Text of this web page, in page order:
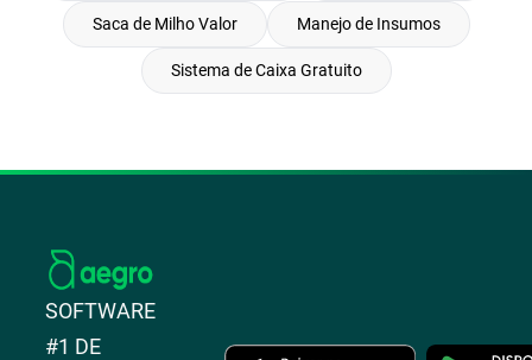
Saca de Milho Valor Manejo de Insumos
Sistema de Caixa Gratuito
SOFTWARE
#1 DE